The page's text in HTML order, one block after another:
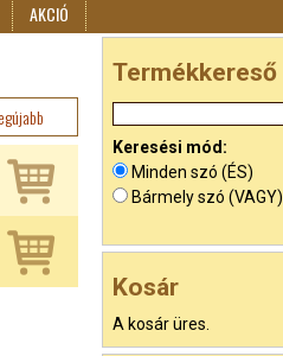
AKCIÓ
Termékkereső
Keresési mód:
Minden szó (ÉS)
Bármely szó (VAGY)
Kosár
A kosár üres.